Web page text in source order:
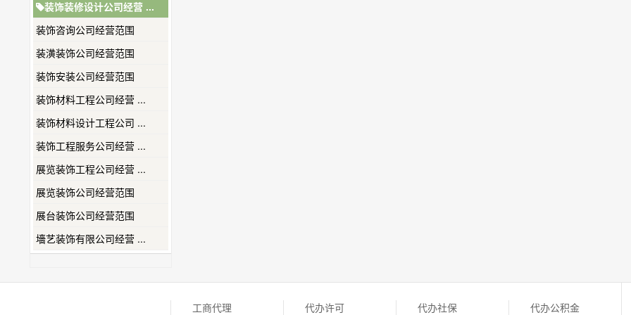
装饰装修设计公司经营 ...
装饰咨询公司经营范围
装潢装饰公司经营范围
装饰安装公司经营范围
装饰材料工程公司经营 ...
装饰材料设计工程公司 ...
装饰工程服务公司经营 ...
展览装饰工程公司经营 ...
展览装饰公司经营范围
展台装饰公司经营范围
墻艺装饰有限公司经营 ...
工商代理 代办许可 代办社保 代办公积金